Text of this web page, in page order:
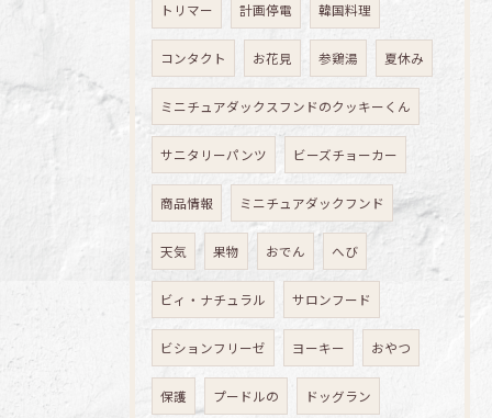
トリマー 計画停電 韓国料理
コンタクト お花見 参鶏湯 夏休み
ミニチュアダックスフンドのクッキーくん
サニタリーパンツ ビーズチョーカー
商品情報 ミニチュアダックフンド
天気 果物 おでん へび
ビィ・ナチュラル サロンフード
ビションフリーゼ ヨーキー おやつ
保護 プードルの ドッグラン